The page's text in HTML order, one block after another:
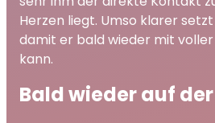
Herzen liegt. Umso klarer
damit er bald wieder mit
kann.
Bald wieder auf